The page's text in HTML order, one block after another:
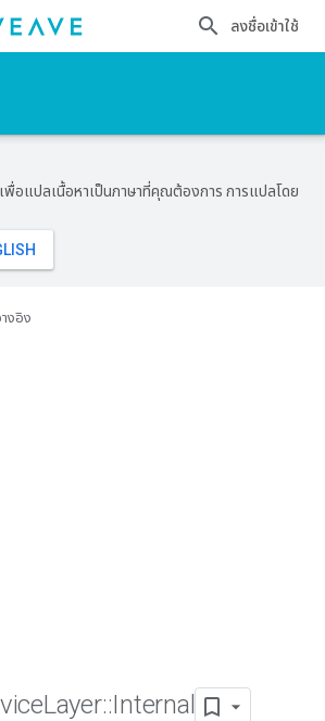
ลงชื่อเข้าใช้
เพื่อแปลเนื้อหาเป็นภาษาที่คุณต้องการ การแปลโดย
งอิง
Layer::Internal